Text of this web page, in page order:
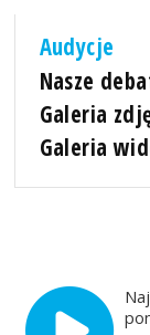
Audycje
Nasze
Galeria
Galeria